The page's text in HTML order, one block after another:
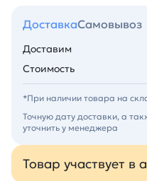
ДоставкаСамовывоз
Доставим
Стоимость
*При наличии товара на
Точную дату доставки, а
уточнить у менеджера
Товар участвует в